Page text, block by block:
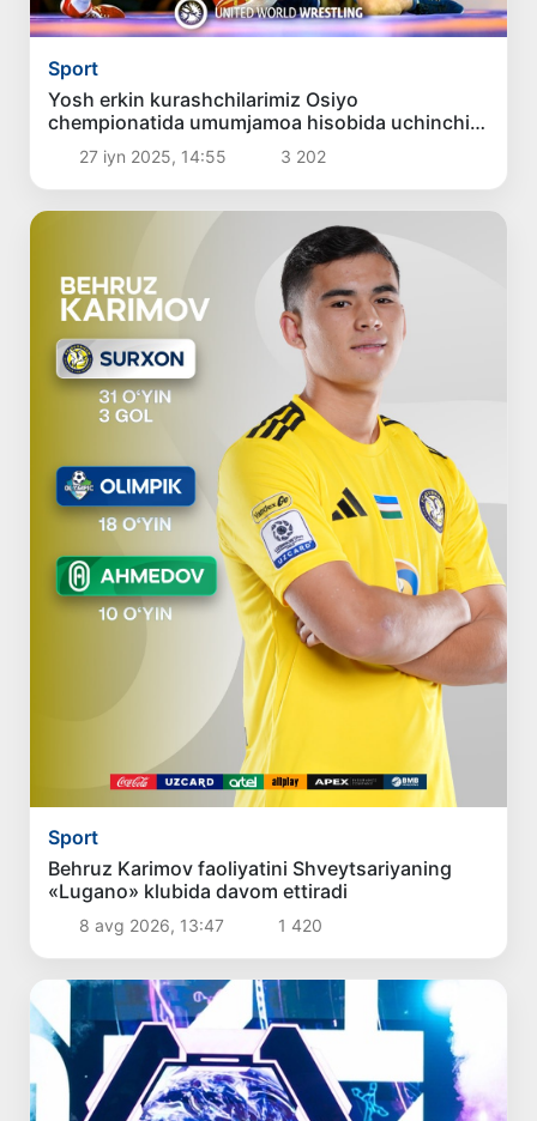
Sport
Yosh erkin kurashchilarimiz Osiyo
chempionatida umumjamoa hisobida uchinchi
boʻldi27 iyn 2025, 14:55 3 202
Sport
Behruz Karimov faoliyatini Shveytsariyaning
«Lugano» klubida davom ettiradi
8 avg 2026, 13:47 1 420